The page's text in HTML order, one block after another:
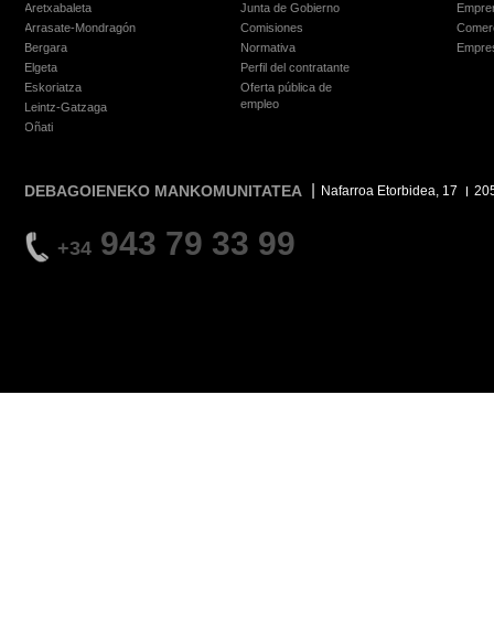
Aretxabaleta
Arrasate-Mondragón
Bergara
Elgeta
Eskoriatza
Leintz-Gatzaga
Oñati
Junta de Gobierno
Comisiones
Normativa
Perfil del contratante
Oferta pública de
empleo
DEBAGOIENEKO MANKOMUNITATEA Nafarroa Etorbidea, 17
+34 943 79 33 99